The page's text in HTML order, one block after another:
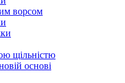
ворсом
щільністю
основі